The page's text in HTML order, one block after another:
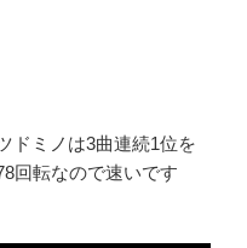
ドミノは3曲連続1位を
回転なので速いです